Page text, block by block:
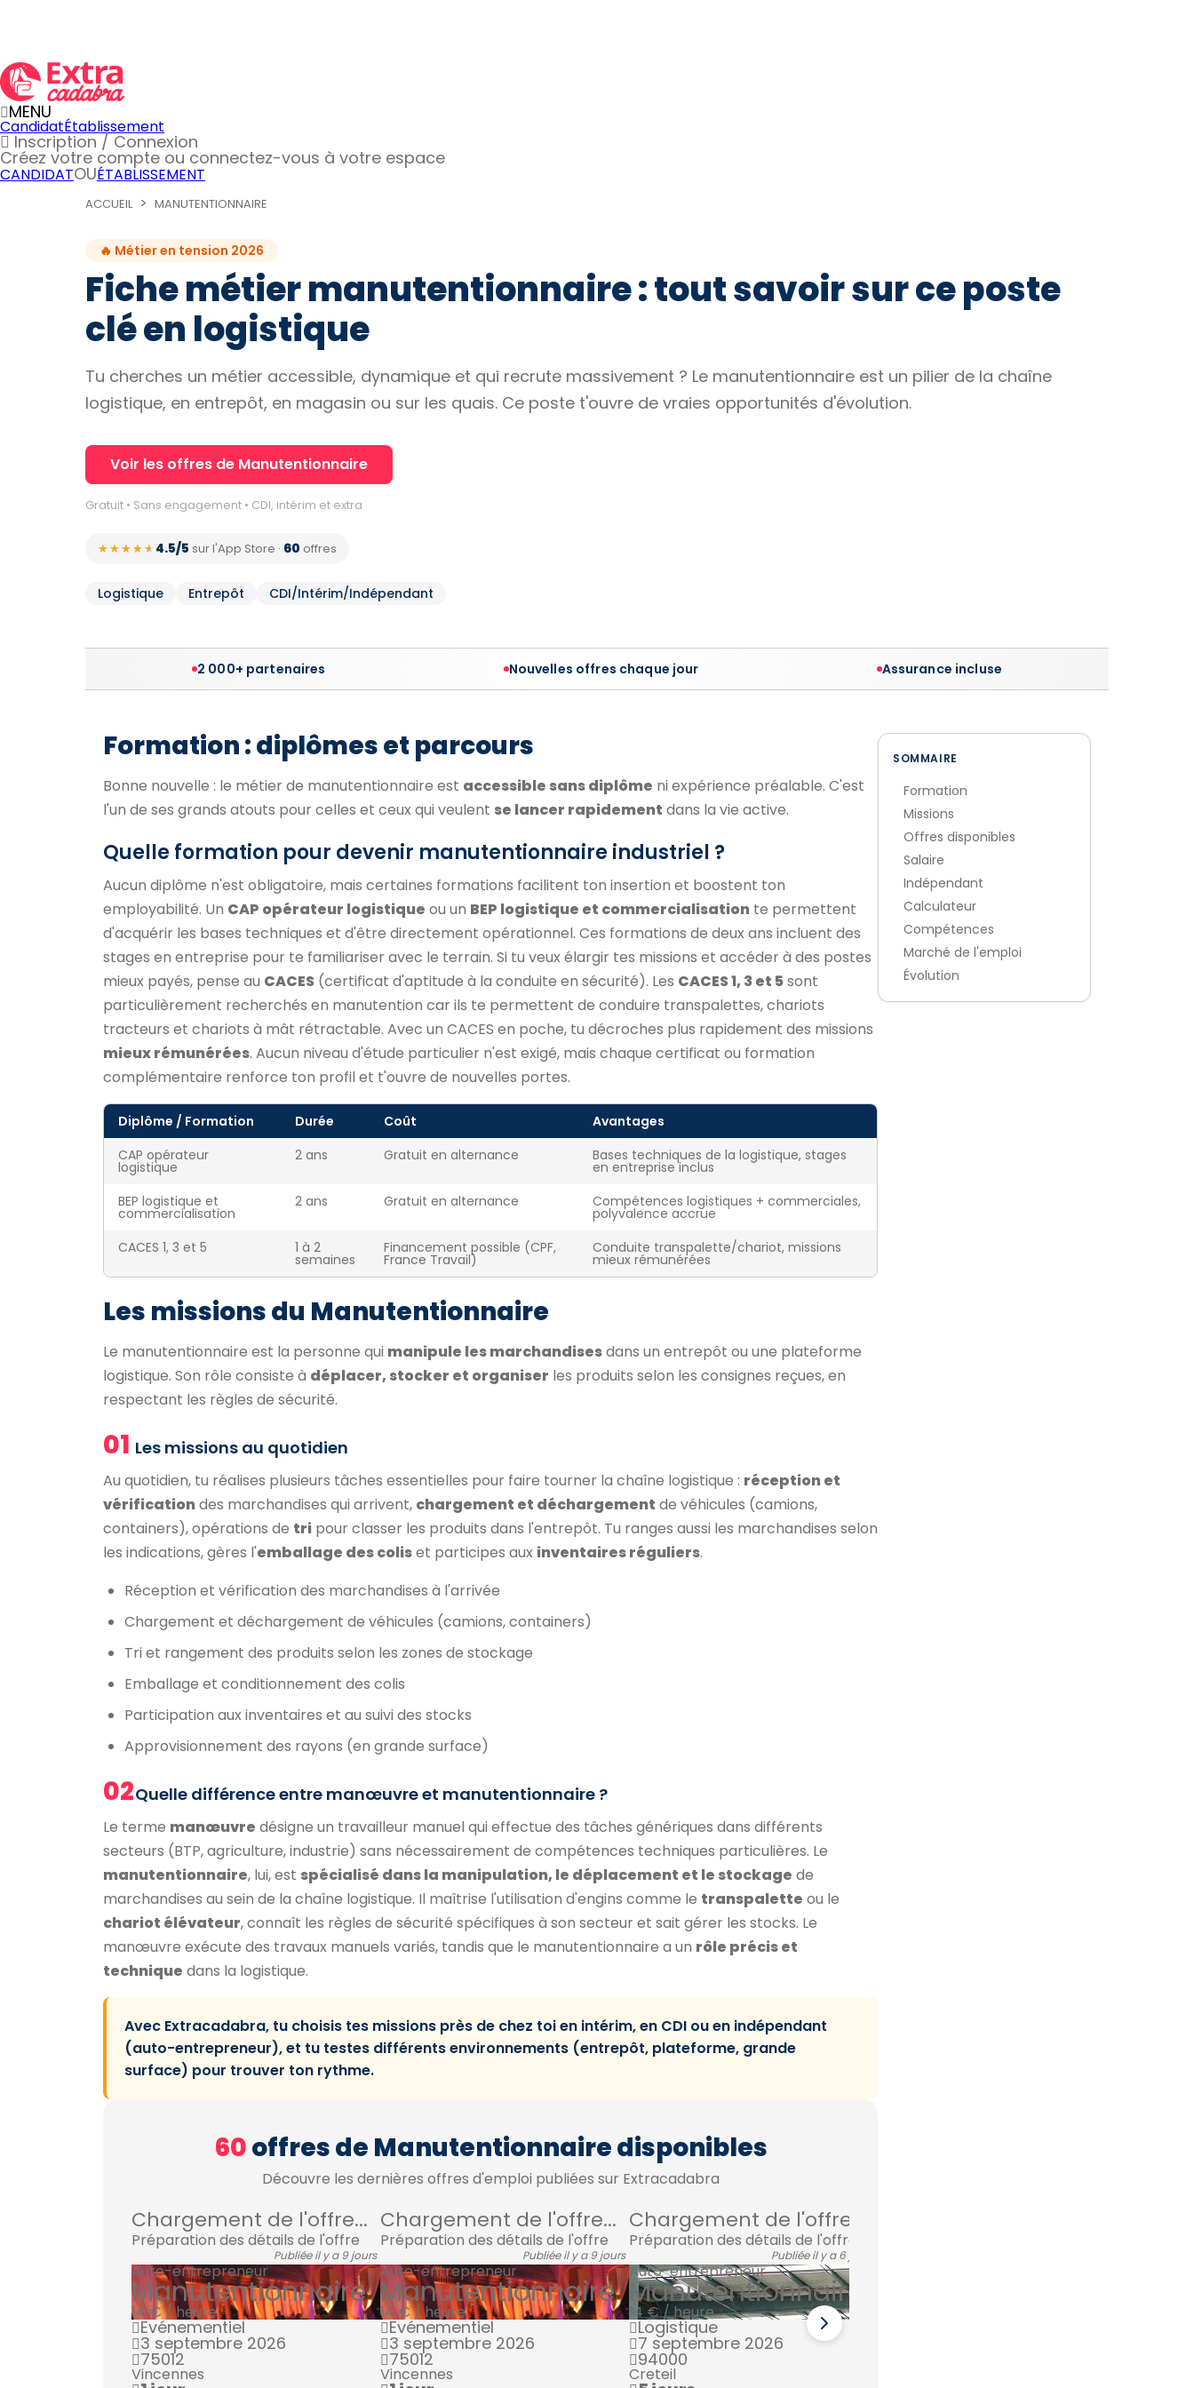
MENU
CandidatÉtablissement
Inscription / Connexion
Créez votre compte ou connectez-vous à votre espace
CANDIDATOUÉTABLISSEMENT
ACCUEIL MANUTENTIONNAIRE
🔥 Métier en tension 2026
Fiche métier manutentionnaire : tout savoir sur ce poste
clé en logistique
Tu cherches un métier accessible, dynamique et qui recrute massivement ? Le manutentionnaire est un pilier de la chaîne
logistique, en entrepôt, en magasin ou sur les quais. Ce poste t'ouvre de vraies opportunités d'évolution.
Voir les offres de Manutentionnaire
Gratuit • Sans engagement • CDI, intérim et extra
★★★★★
★★★★★ 4.5/5 sur l'App Store · 60 offres
Logistique Entrepôt CDI/Intérim/Indépendant
2 000+ partenaires Nouvelles offres chaque jour Assurance incluse
Formation : diplômes et parcours
Bonne nouvelle : le métier de manutentionnaire est accessible sans diplôme ni expérience préalable. C'est
l'un de ses grands atouts pour celles et ceux qui veulent se lancer rapidement dans la vie active.
Quelle formation pour devenir manutentionnaire industriel ?
Aucun diplôme n'est obligatoire, mais certaines formations facilitent ton insertion et boostent ton
employabilité. Un CAP opérateur logistique ou un BEP logistique et commercialisation te permettent
d'acquérir les bases techniques et d'être directement opérationnel. Ces formations de deux ans incluent des
stages en entreprise pour te familiariser avec le terrain. Si tu veux élargir tes missions et accéder à des postes
mieux payés, pense au CACES (certificat d'aptitude à la conduite en sécurité). Les CACES 1, 3 et 5 sont
particulièrement recherchés en manutention car ils te permettent de conduire transpalettes, chariots
tracteurs et chariots à mât rétractable. Avec un CACES en poche, tu décroches plus rapidement des missions
mieux rémunérées. Aucun niveau d'étude particulier n'est exigé, mais chaque certificat ou formation
complémentaire renforce ton profil et t'ouvre de nouvelles portes.
Diplôme / Formation Durée Coût
Avantages
CAP opérateur
logistique
2 ans Gratuit en alternance Bases techniques de la logistique, stages
en entreprise inclus
BEP logistique et
commercialisation
2 ans Gratuit en alternance Compétences logistiques + commerciales,
polyvalence accrue
CACES 1, 3 et 5
1 à 2
semaines
Financement possible (CPF,
France Travail)
Conduite transpalette/chariot, missions
mieux rémunérées
Les missions du Manutentionnaire
Le manutentionnaire est la personne qui manipule les marchandisesdans un entrepôt ou une plateforme
logistique. Son rôle consiste à déplacer, stocker et organiser les produits selon les consignes reçues, en
respectant les règles de sécurité.
01 Les missions au quotidien
Au quotidien, tu réalises plusieurs tâches essentielles pour faire tourner la chaîne logistique : réception et
vérificationdes marchandises qui arrivent, chargement et déchargement de véhicules (camions,
containers), opérations de tri pour classer les produits dans l'entrepôt. Tu ranges aussi les marchandises selon
les indications, gères l'emballage des coliset participes aux inventaires réguliers.
Réception et vérification des marchandises à l'arrivée
Chargement et déchargement de véhicules (camions, containers)
Tri et rangement des produits selon les zones de stockage
Emballage et conditionnement des colis
Participation aux inventaires et au suivi des stocks
Approvisionnement des rayons (en grande surface)
02Quelle différence entre manœuvre et manutentionnaire ?
Le terme manœuvre désigne un travailleur manuel qui effectue des tâches génériques dans différents
secteurs (BTP, agriculture, industrie) sans nécessairement de compétences techniques particulières. Le
manutentionnaire, lui, est spécialisé dans la manipulation, le déplacement et le stockage de
marchandises au sein de la chaîne logistique. Il maîtrise l'utilisation d'engins comme le transpalette ou le
chariot élévateur, connaît les règles de sécurité spécifiques à son secteur et sait gérer les stocks. Le
manœuvre exécute des travaux manuels variés, tandis que le manutentionnaire a un rôle précis et
technique dans la logistique.
Avec Extracadabra, tu choisis tes missions près de chez toi en intérim, en CDI ou en indépendant
(auto-entrepreneur), et tu testes différents environnements (entrepôt, plateforme, grande
surface) pour trouver ton rythme.
60offres de Manutentionnaire disponibles
Découvre les dernières offres d'emploi publiées sur Extracadabra
Chargement de l'offre...
Préparation des détails de l'offre
Publiée il y a 9 jours
Auto-entrepreneur
Manutentionnaire
14 € / heure
Evénementiel
3 septembre 2026
75012
Vincennes
Chargement de l'offre...
Préparation des détails de l'offre
Publiée il y a 9 jours
Auto-entrepreneur
Manutentionnaire
14 € / heure
Evénementiel
3 septembre 2026
75012
Vincennes
Chargement de l'offre...
Préparation des détails de l'offre
Publiée il y a 6 jours
Auto-entrepreneur
Manutentionnaire
14 € / heure
Logistique
7 septembre 2026
94000
Creteil
SOMMAIRE
Formation
Missions
Offres disponibles
Salaire
Indépendant
Calculateur
Compétences
Marché de l'emploi
Évolution